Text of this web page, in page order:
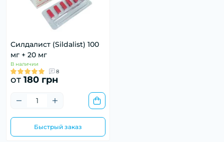
Силдалист (Sildalist) 100
мг + 20 мг
В наличии
8
от 180 грн
Быстрый заказ